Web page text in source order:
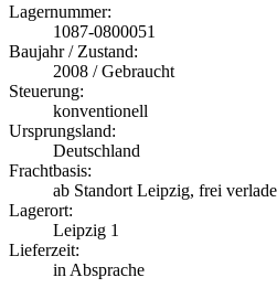
Lagernummer:
1087-0800051
Baujahr / Zustand:
2008 / Gebraucht
Steuerung:
konventionell
Ursprungsland:
Deutschland
Frachtbasis:
ab Standort Leipzig, frei
Lagerort:
Leipzig 1
Lieferzeit:
in Absprache